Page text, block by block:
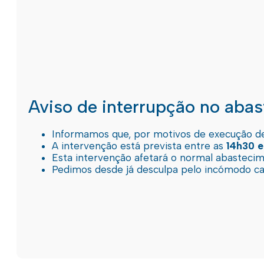
Aviso de interrupção no
Informamos que, por motivos de execução
A intervenção está prevista entre as 14h30
Esta intervenção afetará o normal
Pedimos desde já desculpa pelo incómodo